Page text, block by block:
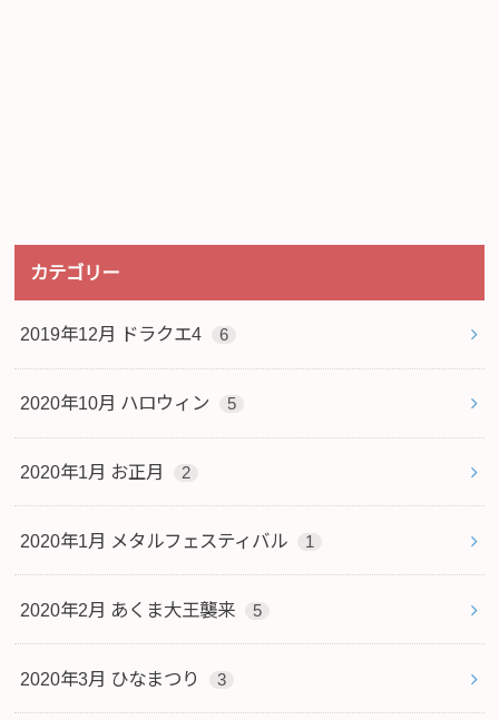
カテゴリー
2019年12月 ドラクエ4 6
2020年10月 ハロウィン 5
2020年1月 お正月 2
2020年1月 メタルフェスティバル 1
2020年2月 あくま大王襲来 5
2020年3月 ひなまつり 3